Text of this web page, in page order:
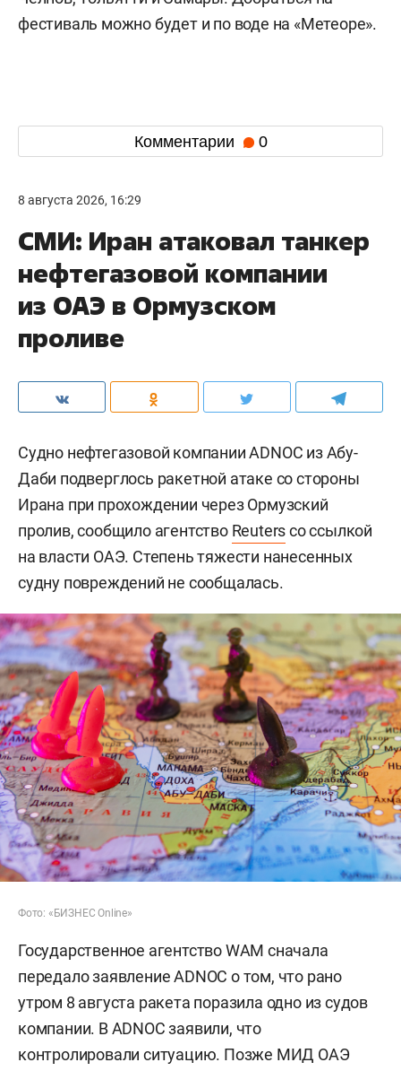
фестиваль можно будет и по воде на «Метеоре».
Комментарии 0
8 августа 2026, 16:29
СМИ: Иран атаковал танкер
нефтегазовой компании
из ОАЭ в Ормузском
проливе
Судно нефтегазовой компании ADNOC из Абу-
Даби подверглось ракетной атаке со стороны
Ирана при прохождении через Ормузский
пролив, сообщило агентство Reutersсо ссылкой
на власти ОАЭ. Степень тяжести нанесенных
судну повреждений не сообщалась.
Фото: «БИЗНЕС Online»
Государственное агентство WAM сначала
передало заявление ADNOC о том, что рано
утром 8 августа ракета поразила одно из судов
компании. В ADNOC заявили, что
контролировали ситуацию. Позже МИД ОАЭ